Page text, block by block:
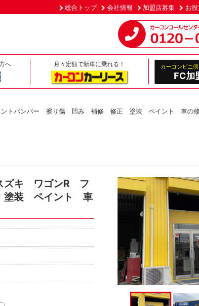
総合トップ 会社情報 加盟店募集 お
へ 月々定額で新車に乗れる！ カーコンビニ
FC加
トバンパー 擦り傷 凹み 補修 修正 塗装 ペイント 車の
ズキ ワゴンR フ
装 ペイント 車